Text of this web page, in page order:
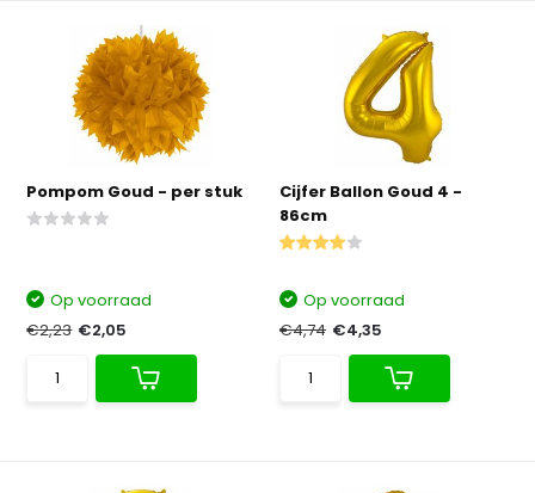
Pompom Goud - per stuk
Op voorraad
€2,23 €2,05
Cijfer Ballon Goud 4 -
86cm
Op voorraad
€4,74 €4,35